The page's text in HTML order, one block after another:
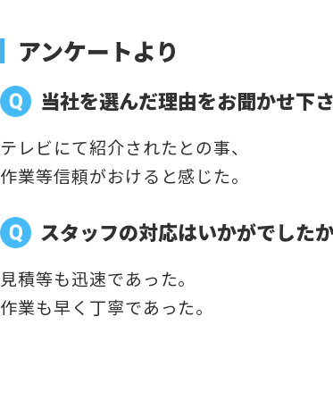
アンケートより
当社を選んだ理由をお聞かせ下さ
テレビにて紹介されたとの事、
作業等信頼がおけると感じた。
スタッフの対応はいかがでした
見積等も迅速であった。
作業も早く丁寧であった。